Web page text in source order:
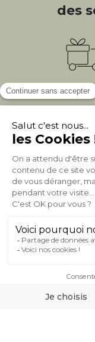
des
Livraison
24/
À PROPOS DE